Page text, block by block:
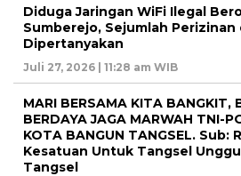
Diduga Jaringan WiFi Ilegal
Sumberejo, Sejumlah
Dipertanyakan
Juli 27, 2026 | 11:28 am WIB
MARI BERSAMA KITA BANGKIT,
BERDAYA JAGA MARWAH TNI-
KOTA BANGUN TANGSEL.
Kesatuan Untuk Tangsel
Tangsel